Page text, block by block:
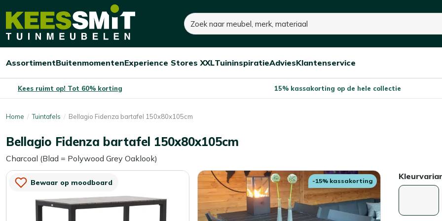
Kees
Tuinmeubelen
Zoeken
Open/sluit
Assortiment
Open/sluit
Buitenmomenten
Open/sluit
Experience Stores XXL
Open/sluit
Tuininspiratie
Open/sluit
Advies
Open/sluit
Klantenservice
Kees ruimt op! Tot 60% korting 15% kassakorting op de hele collectie
Home Tuintafels Bellagio Fidenza bartafel 150x80x105cm
Bellagio Fidenza bartafel 150x80x105cm
Charcoal (Blad = Polywood Grey Oaklook)
Bewaar op moodboard -15% kassakorting
400,-